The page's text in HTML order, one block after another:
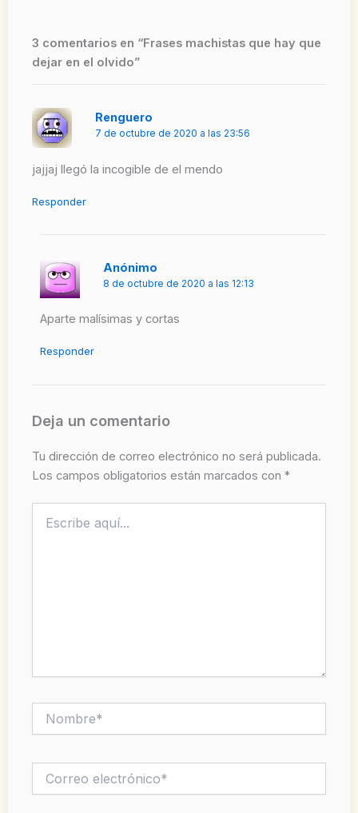
3 comentarios en “Frases machistas que hay que
dejar en el olvido”
Renguero
7 de octubre de 2020 a las 23:56
jajjaj llegó la incogible de el mendo
Responder
Anónimo
8 de octubre de 2020 a las 12:13
Aparte malísimas y cortas
Responder
Deja un comentario
Tu dirección de correo electrónico no será publicada.
Los campos obligatorios están marcados con *
aquí...
electrónico*